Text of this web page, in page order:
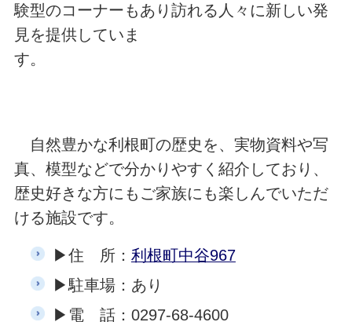
験型のコーナーもあり訪れる人々に新しい発
見を提供していま
す。
自然豊かな利根町の歴史を、実物資料や写
真、模型などで分かりやすく紹介しており、
歴史好きな方にもご家族にも楽しんでいただ
ける施設です。
▶住 所： 利根町中谷967
▶駐車場：あり
▶電 話：0297-68-4600